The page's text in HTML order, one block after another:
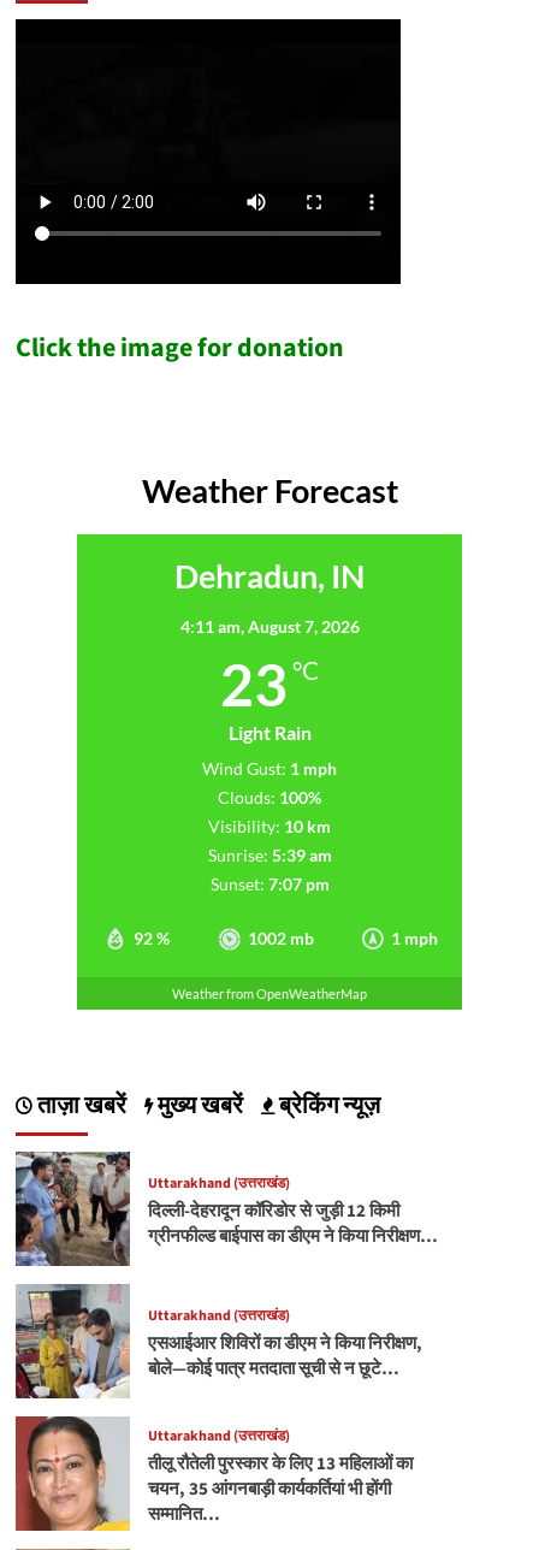
Click the image for donation
Weather Forecast
Dehradun, IN
4:11 am,August 7, 2026
23 °C
Light Rain
92 % 1002 mb 1 mph
Wind Gust: 1 mph
Clouds: 100%
Visibility: 10 km
Sunrise: 5:39 am
Sunset: 7:07 pm
Weather from OpenWeatherMap
ताज़ा खबरें मुख्य खबरें ब्रेकिंग न्यूज़
Uttarakhand (उत्तराखंड)
दिल्ली-देहरादून कॉरिडोर से जुड़ी 12 किमी
ग्रीनफील्ड बाईपास का डीएम ने किया निरीक्षण…
Uttarakhand (उत्तराखंड)
एसआईआर शिविरों का डीएम ने किया निरीक्षण,
बोले—कोई पात्र मतदाता सूची से न छूटे…
Uttarakhand (उत्तराखंड)
तीलू रौतेली पुरस्कार के लिए 13 महिलाओं का
चयन, 35 आंगनबाड़ी कार्यकर्तियां भी होंगी
सम्मानित…